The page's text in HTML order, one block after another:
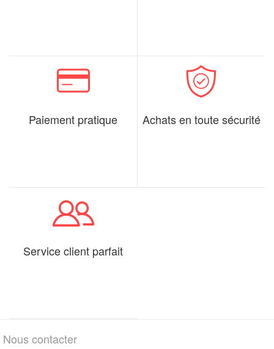
Paiement pratique Achats en toute sécurité
Service client parfait
Nous contacter